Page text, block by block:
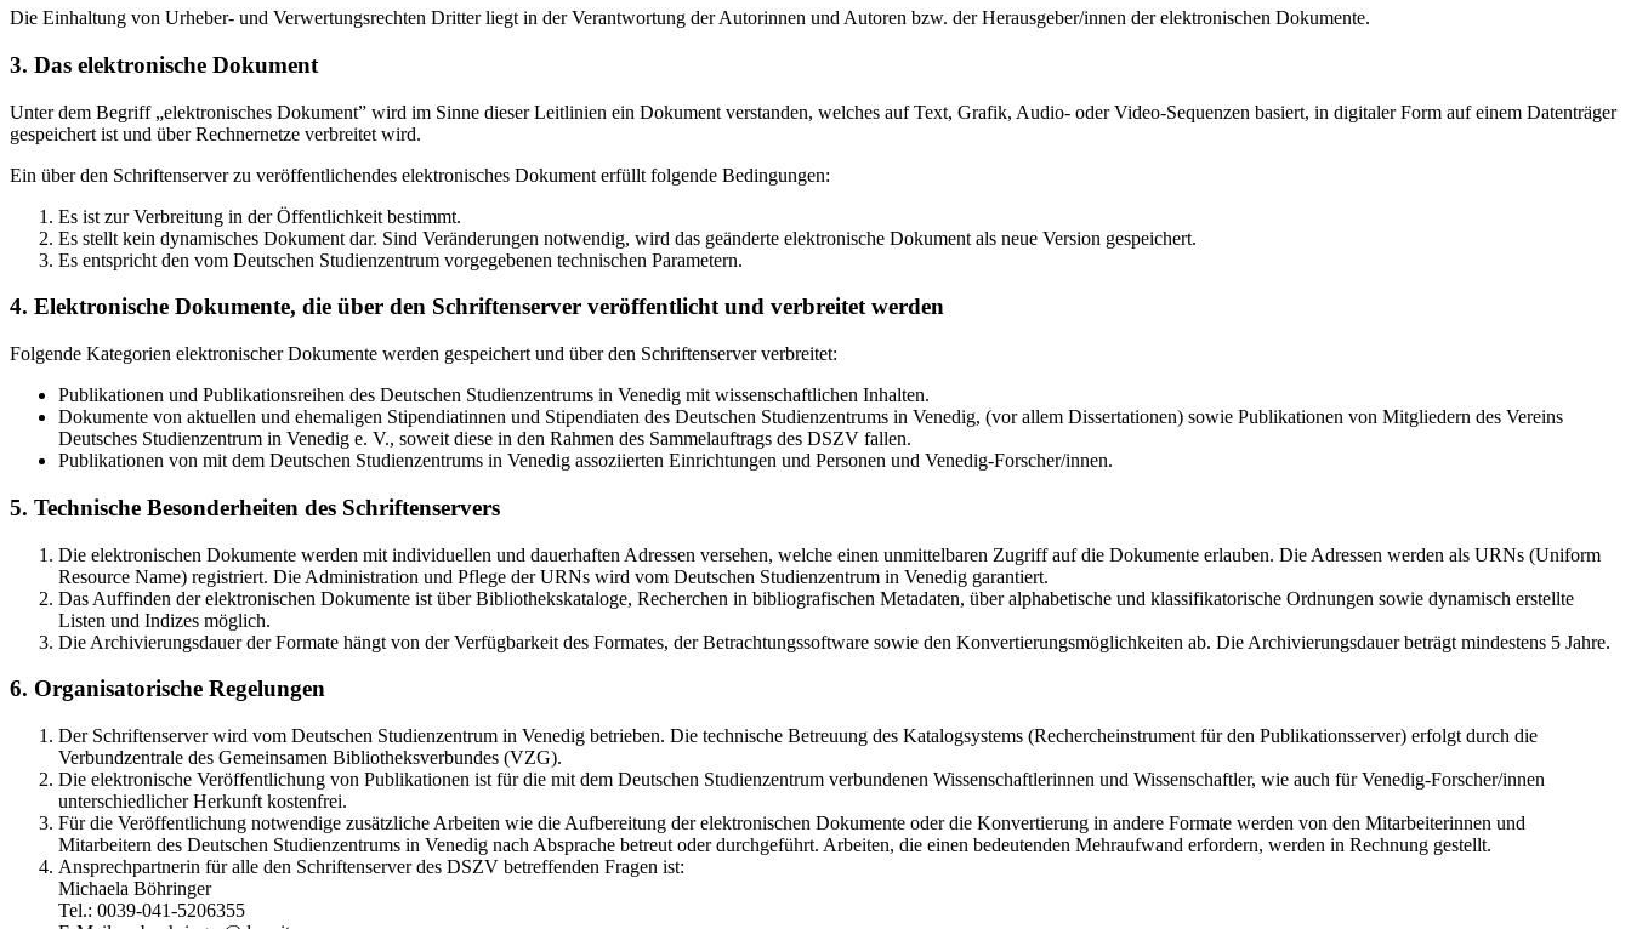
Die Einhaltung von Urheber- und Verwertungsrechten Dritter liegt in der Verantwortung der Autorinnen und Autoren bzw. der Herausgeber/innen der elektronischen Dokumente.
3. Das elektronische Dokument
Unter dem Begriff „elektronisches Dokument” wird im Sinne dieser Leitlinien ein Dokument verstanden, welches auf Text, Grafik, Audio- oder Video-Sequenzen basiert, in digitaler Form auf einem Datenträger
gespeichert ist und über Rechnernetze verbreitet wird.
Ein über den Schriftenserver zu veröffentlichendes elektronisches Dokument erfüllt folgende Bedingungen:
Es ist zur Verbreitung in der Öffentlichkeit bestimmt.
Es stellt kein dynamisches Dokument dar. Sind Veränderungen notwendig, wird das geänderte elektronische Dokument als neue Version gespeichert.
Es entspricht den vom Deutschen Studienzentrum vorgegebenen technischen Parametern.
4. Elektronische Dokumente, die über den Schriftenserver veröffentlicht und verbreitet werden
Folgende Kategorien elektronischer Dokumente werden gespeichert und über den Schriftenserver verbreitet:
Publikationen und Publikationsreihen des Deutschen Studienzentrums in Venedig mit wissenschaftlichen Inhalten.
Dokumente von aktuellen und ehemaligen Stipendiatinnen und Stipendiaten des Deutschen Studienzentrums in Venedig, (vor allem Dissertationen) sowie Publikationen von Mitgliedern des Vereins
Deutsches Studienzentrum in Venedig e. V., soweit diese in den Rahmen des Sammelauftrags des DSZV fallen.
Publikationen von mit dem Deutschen Studienzentrums in Venedig assoziierten Einrichtungen und Personen und Venedig-Forscher/innen.
5. Technische Besonderheiten des Schriftenservers
Die elektronischen Dokumente werden mit individuellen und dauerhaften Adressen versehen, welche einen unmittelbaren Zugriff auf die Dokumente erlauben. Die Adressen werden als URNs (Uniform
Resource Name) registriert. Die Administration und Pflege der URNs wird vom Deutschen Studienzentrum in Venedig garantiert.
Das Auffinden der elektronischen Dokumente ist über Bibliothekskataloge, Recherchen in bibliografischen Metadaten, über alphabetische und klassifikatorische Ordnungen sowie dynamisch erstellte
Listen und Indizes möglich.
Die Archivierungsdauer der Formate hängt von der Verfügbarkeit des Formates, der Betrachtungssoftware sowie den Konvertierungsmöglichkeiten ab. Die Archivierungsdauer beträgt mindestens 5 Jahre.
6. Organisatorische Regelungen
Der Schriftenserver wird vom Deutschen Studienzentrum in Venedig betrieben. Die technische Betreuung des Katalogsystems (Rechercheinstrument für den Publikationsserver) erfolgt durch die
Verbundzentrale des Gemeinsamen Bibliotheksverbundes (VZG).
Die elektronische Veröffentlichung von Publikationen ist für die mit dem Deutschen Studienzentrum verbundenen Wissenschaftlerinnen und Wissenschaftler, wie auch für Venedig-Forscher/innen
unterschiedlicher Herkunft kostenfrei.
Für die Veröffentlichung notwendige zusätzliche Arbeiten wie die Aufbereitung der elektronischen Dokumente oder die Konvertierung in andere Formate werden von den Mitarbeiterinnen und
Mitarbeitern des Deutschen Studienzentrums in Venedig nach Absprache betreut oder durchgeführt. Arbeiten, die einen bedeutenden Mehraufwand erfordern, werden in Rechnung gestellt.
Ansprechpartnerin für alle den Schriftenserver des DSZV betreffenden Fragen ist:
Michaela Böhringer
Tel.: 0039-041-5206355